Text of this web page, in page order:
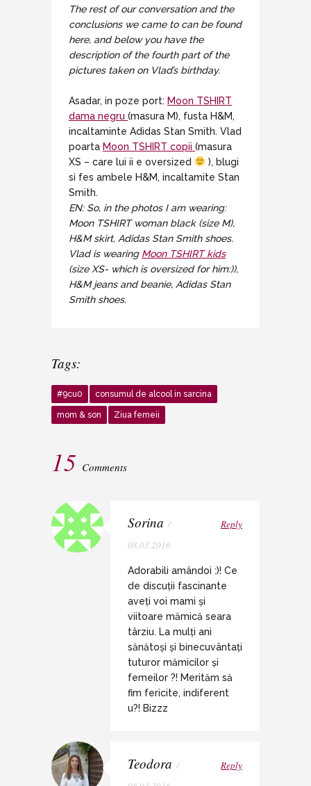
The rest of our conversation and the
conclusions we came to can be found
here, and below you have the
description of the fourth part of the
pictures taken on Vlad’s birthday.
Asadar, in poze port: Moon TSHIRT
dama negru (masura M), fusta H&M,
incaltaminte Adidas Stan Smith. Vlad
poarta Moon TSHIRT copii (masura
XS – care lui ii e oversized
), blugi
si fes ambele H&M, incaltamite Stan
Smith.
EN: So, in the photos I am wearing:
Moon TSHIRT woman black (size M),
H&M skirt, Adidas Stan Smith shoes.
Vlad is wearing Moon TSHIRT kids
(size XS- which is oversized for him:)),
H&M jeans and beanie, Adidas Stan
Smith shoes.
Tags:
#9cu0 consumul de alcool in sarcina
mom & son Ziua femeii
15 Comments
Sorina /
08.03.2016
Reply
Adorabili amândoi :)! Ce
de discuții fascinante
aveți voi mami și
viitoare mămică seara
târziu. La mulți ani
sănătoși și binecuvântați
tuturor mămicilor și
femeilor ?! Merităm să
fim fericite, indiferent
u?! Bizzz
Teodora /
Reply